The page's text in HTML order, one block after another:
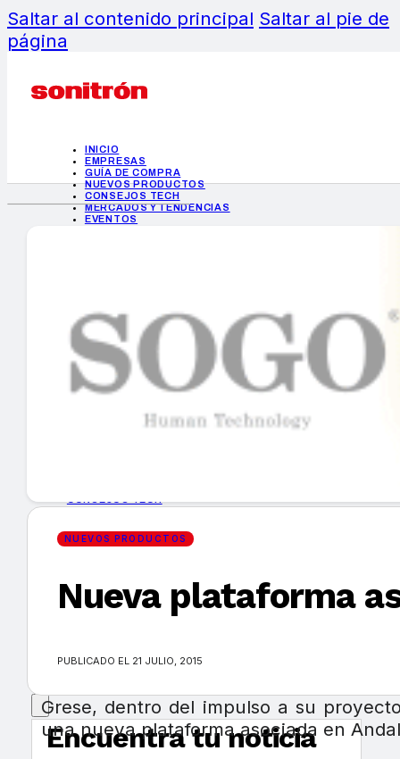
Saltar al contenido principal Saltar al pie de
página
INICIO
EMPRESAS
GUÍA DE COMPRA
NUEVOS PRODUCTOS
CONSEJOS TECH
MERCADOS Y TENDENCIAS
EVENTOS
INICIO
EMPRESAS
GUÍA DE COMPRA
MERCADOS Y TENDENCIAS
Encuentra tu noticia
NUEVOS PRODUCTOS
Nueva plataforma
PUBLICADO EL 21 JULIO, 2015
Grese, dentro del impulso a su
una nueva plataforma asociada en